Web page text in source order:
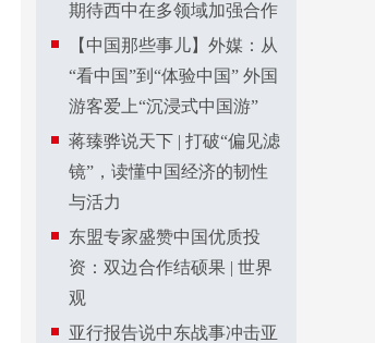
期待西中在多领域加强合作
【中国那些事儿】外媒：从
“看中国”到“体验中国” 外国
游客爱上“沉浸式中国游”
蒋臻骅说天下 | 打破“偏见滤
镜”，读懂中国经济的韧性
与活力
东盟专家盛赞中国优质投
资：双边合作结硕果 | 世界
观
亚行报告说中东战事冲击亚